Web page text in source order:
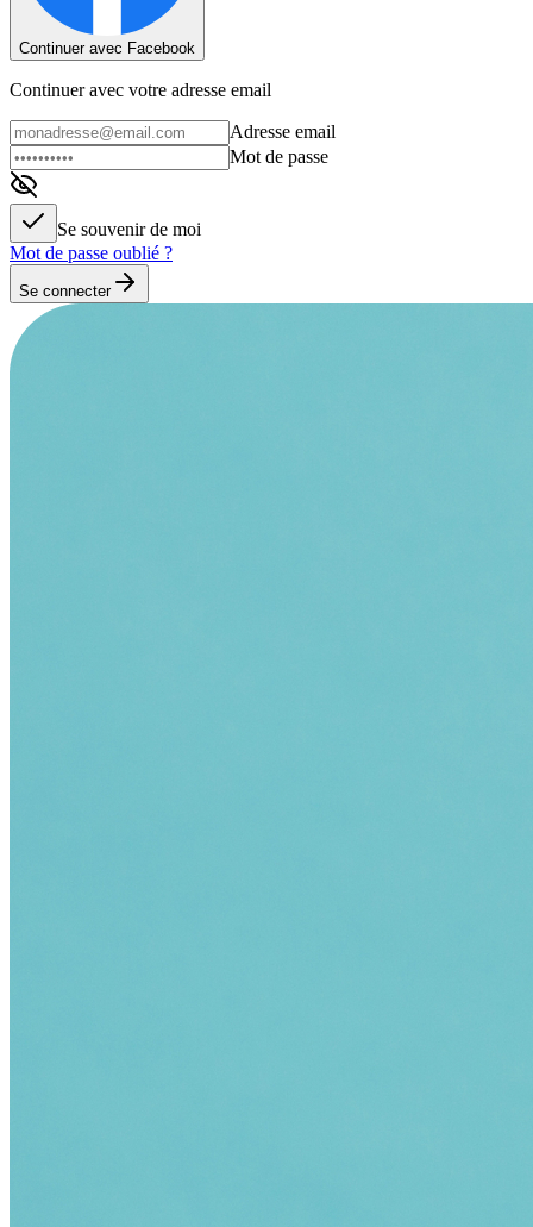
Continuer avec Facebook
Continuer avec votre adresse email
Adresse email
Mot de passe
Se souvenir de moi
Mot de passe oublié ?
Se connecter